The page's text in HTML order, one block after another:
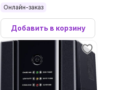
Онлайн-заказ
Добавить в корзину